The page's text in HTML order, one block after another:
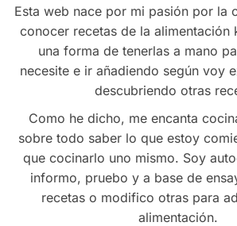
Esta web nace por mi pasión por la
conocer recetas de la alimentación
una forma de tenerlas a mano
necesite e ir añadiendo según voy
descubriendo otras
Como he dicho, me encanta
sobre todo saber lo que estoy
que cocinarlo uno mismo. Soy
informo, pruebo y a base de
recetas o modifico otras para
alimentación.